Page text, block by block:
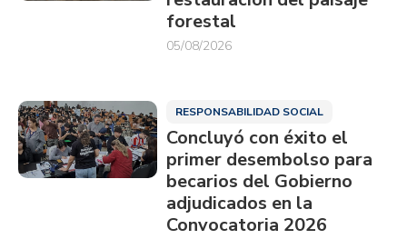
forestal
05/08/2026
RESPONSABILIDAD SOCIAL
Concluyó con éxito el
primer desembolso para
becarios del Gobierno
adjudicados en la
Convocatoria 2026